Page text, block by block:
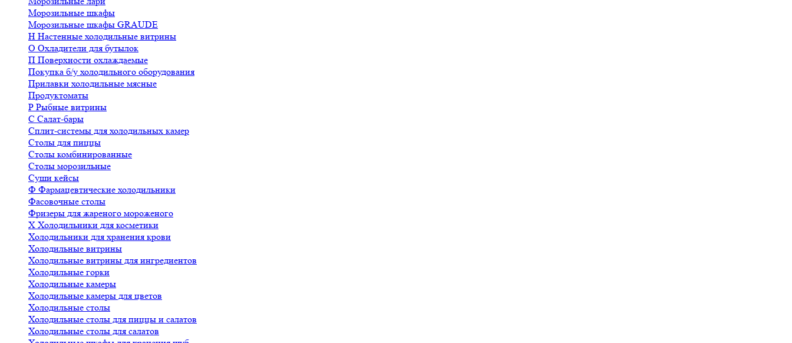
Морозильные шкафы
Морозильные шкафы GRAUDE
Н Настенные холодильные витрины
О Охладители для бутылок
П Поверхности охлаждаемые
Покупка б/у холодильного оборудования
Прилавки холодильные мясные
Продуктоматы
Р Рыбные витрины
С Салат-бары
Сплит-системы для холодильных камер
Столы для пиццы
Столы комбинированные
Столы морозильные
Суши кейсы
Ф Фармацевтические холодильники
Фасовочные столы
Фризеры для жареного мороженого
Х Холодильники для косметики
Холодильники для хранения крови
Холодильные витрины
Холодильные витрины для ингредиентов
Холодильные горки
Холодильные камеры
Холодильные камеры для цветов
Холодильные столы
Холодильные столы для пиццы и салатов
Холодильные столы для салатов